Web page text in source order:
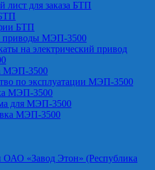
лист для заказа БТП
БТП
приводы МЭП-3500
на электрический привод
МЭП-3500
по эксплуатации МЭП-3500
МЭП-3500
для МЭП-3500
МЭП-3500
ОАО «Завод Этон» (Республика